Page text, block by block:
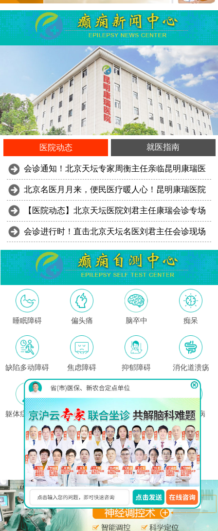
医院动态 就医指南
会诊通知！北京天坛专家周衡主任亲临昆明康瑞医
北京名医月月来，便民医疗暖人心！昆明康瑞医院
【医院动态】北京天坛医院刘君主任康瑞会诊专场
会诊进行时！直击北京天坛名医刘君主任会诊现场
睡眠障碍 偏头痛 脑卒中 痴呆
缺陷多动障碍 焦虑障碍 抑郁障碍 消化道溃疡
躯体症状障碍 高血压 哮喘 心脏疾病
这里没有我的问题?
在线免费咨询